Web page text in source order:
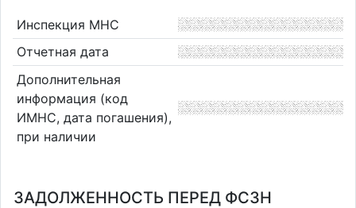
Инспекция МНС
Отчетная дата
Дополнительная
информация (код
ИМНС, дата погашения),
при наличии
ЗАДОЛЖЕННОСТЬ ПЕРЕД ФСЗН